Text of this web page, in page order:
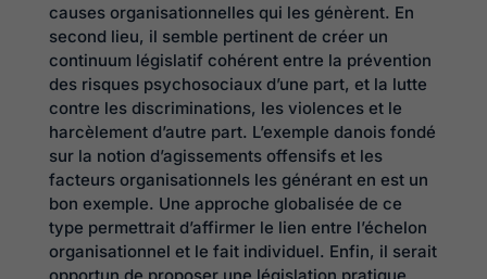
causes organisationnelles qui les génèrent. En
second lieu, il semble pertinent de créer un
continuum législatif cohérent entre la prévention
des risques psychosociaux d’une part, et la lutte
contre les discriminations, les violences et le
harcèlement d’autre part. L’exemple danois fondé
sur la notion d’agissements offensifs et les
facteurs organisationnels les générant en est un
bon exemple. Une approche globalisée de ce
type permettrait d’affirmer le lien entre l’échelon
organisationnel et le fait individuel. Enfin, il serait